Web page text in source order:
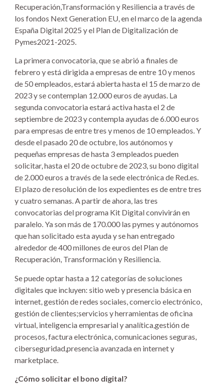
Recuperación,Transformación y Resiliencia a través de
los fondos Next Generation EU, en el marco de la agenda
España Digital 2025 y el Plan de Digitalización de
Pymes2021-2025.
La primera convocatoria, que se abrió a finales de
febrero y está dirigida a empresas de entre 10 y menos
de 50 empleados, estará abierta hasta el 15 de marzo de
2023 y se contemplan 12.000 euros de ayudas. La
segunda convocatoria estará activa hasta el 2 de
septiembre de 2023 y contempla ayudas de 6.000 euros
para empresas de entre tres y menos de 10 empleados. Y
desde el pasado 20 de octubre, los autónomos y
pequeñas empresas de hasta 3 empleados pueden
solicitar, hasta el 20 de octubre de 2023, su bono digital
de 2.000 euros a través de la sede electrónica de Red.es.
El plazo de resolución de los expedientes es de entre tres
y cuatro semanas. A partir de ahora, las tres
convocatorias del programa Kit Digital convivirán en
paralelo. Ya son más de 170.000 las pymes y autónomos
que han solicitado esta ayuda y se han entregado
alrededor de 400 millones de euros del Plan de
Recuperación, Transformación y Resiliencia.
Se puede optar hasta a 12 categorías de soluciones
digitales que incluyen: sitio web y presencia básica en
internet, gestión de redes sociales, comercio electrónico,
gestión de clientes;servicios y herramientas de oficina
virtual, inteligencia empresarial y analítica,gestión de
procesos, factura electrónica, comunicaciones seguras,
ciberseguridad,presencia avanzada en internet y
marketplace.
¿Cómo solicitar el bono digital?